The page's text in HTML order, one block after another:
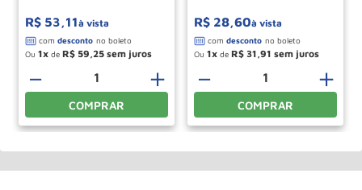
R$ 53,11à vista
Ou 1 de R$ 59,25
＋
－
COMPRAR
R$ 28,60à vista
Ou 1 de R$ 31,91
＋
－
COMPRAR